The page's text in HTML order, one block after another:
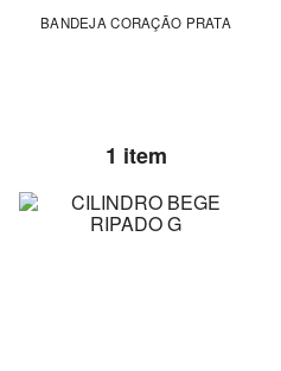
BANDEJA CORAÇÃO PRATA
1 item